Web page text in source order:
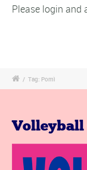
Please login and
/ Tag: Pomì
Volleyball